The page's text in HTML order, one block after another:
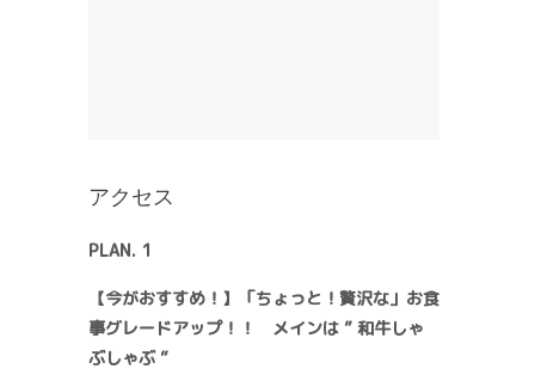
アクセス
PLAN. 1
【今がおすすめ！】「ちょっと！贅沢な」お食
事グレードアップ！！ メインは ” 和牛しゃ
ぶしゃぶ ”